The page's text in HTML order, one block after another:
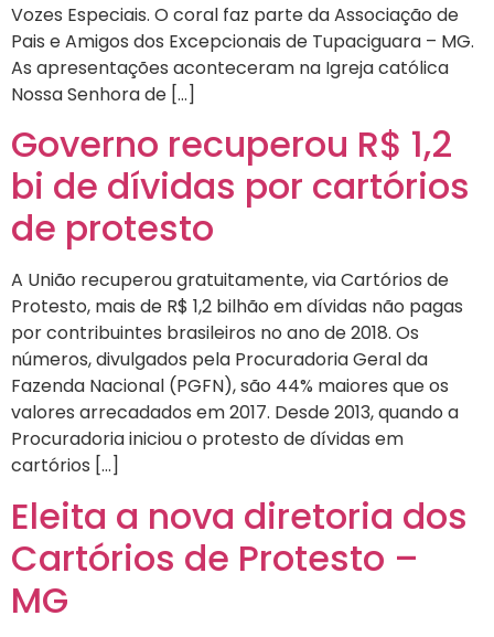
Vozes Especiais. O coral faz parte da Associação de
Pais e Amigos dos Excepcionais de Tupaciguara – MG.
As apresentações aconteceram na Igreja católica
Nossa Senhora de […]
Governo recuperou R$ 1,2
bi de dívidas por cartórios
de protesto
A União recuperou gratuitamente, via Cartórios de
Protesto, mais de R$ 1,2 bilhão em dívidas não pagas
por contribuintes brasileiros no ano de 2018. Os
números, divulgados pela Procuradoria Geral da
Fazenda Nacional (PGFN), são 44% maiores que os
valores arrecadados em 2017. Desde 2013, quando a
Procuradoria iniciou o protesto de dívidas em
cartórios […]
Eleita a nova diretoria dos
Cartórios de Protesto –
MG